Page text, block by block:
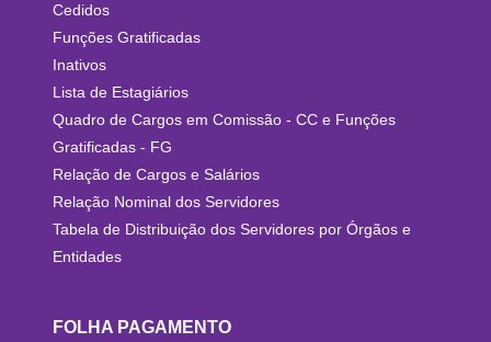
Cedidos
Funções Gratificadas
Inativos
Lista de Estagiários
Quadro de Cargos em Comissão - CC e Funções
Gratificadas - FG
Relação de Cargos e Salários
Relação Nominal dos Servidores
Tabela de Distribuição dos Servidores por Órgãos e
Entidades
FOLHA PAGAMENTO